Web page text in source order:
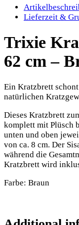
Lieferzeit &
Trixie
62 cm –
Ein Kratzbrett
natürlichen
Dieses Kratzbrett
komplett mit Plüsch
unten und oben
von ca. 8 cm. Der
während die
Kratzbrett wird
Farbe: Braun